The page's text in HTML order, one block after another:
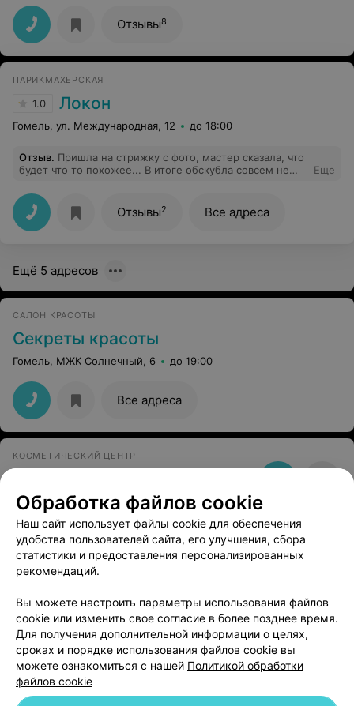
они просто взяли вычеркнули запись мою и взяли
другого человека! Категорически не советую этот
салон.
Отзывы8
ПАРИКМАХЕРСКАЯ
1.0 Локон
Гомель, ул. Международная, 12 до 18:00
Отзыв. Пришла на стрижку с фото, мастер сказала, что
будет что то похожее... В итоге обскубла совсем не
исправляла косяки первого мастера Яны. Катя (второй
мастер) конечно попыталась исправить, но ничего
общего с тем, что я хотела не вышло.
Еще
Отзывы2 Все адреса
Ещё 5 адресов
САЛОН КРАСОТЫ
Секреты красоты
Гомель, МЖК Солнечный, 6 до 19:00
Все адреса
КОСМЕТИЧЕСКИЙ ЦЕНТР
Гомель, ул. Островского, 110 до 17:00
САЛОН КРАСОТЫ
МиЛеди
до 21:00
Обработка файлов cookie
Наш сайт использует файлы cookie для обеспечения
удобства пользователей сайта, его улучшения, сбора
статистики и предоставления персонализированных
рекомендаций.
Вы можете настроить параметры использования файлов
cookie или изменить свое согласие в более позднее время.
Для получения дополнительной информации о целях,
сроках и порядке использования файлов cookie вы
можете ознакомиться с нашей Политикой обработки
файлов cookie